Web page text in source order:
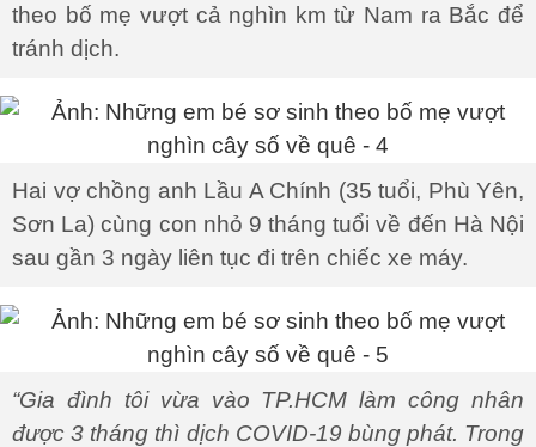
theo bố mẹ vượt cả nghìn km từ Nam ra Bắc để
tránh dịch.
Hai vợ chồng anh Lầu A Chính (35 tuổi, Phù Yên,
Sơn La) cùng con nhỏ 9 tháng tuổi về đến Hà Nội
sau gần 3 ngày liên tục đi trên chiếc xe máy.
“Gia đình tôi vừa vào TP.HCM làm công nhân
được 3 tháng thì dịch COVID-19 bùng phát. Trong